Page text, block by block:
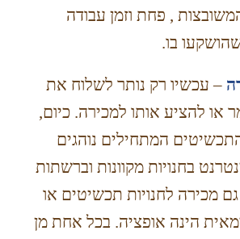
, פחת וזמן עבודה
בו.
– עכשיו רק נותר לשלוח את
או להציע אותו למכירה. כיום,
המתחילים נוהגים
בחנויות מקוונות וברשתות
מכירה לחנויות תכשיטים או
הינה אופציה. בכל אחת מן